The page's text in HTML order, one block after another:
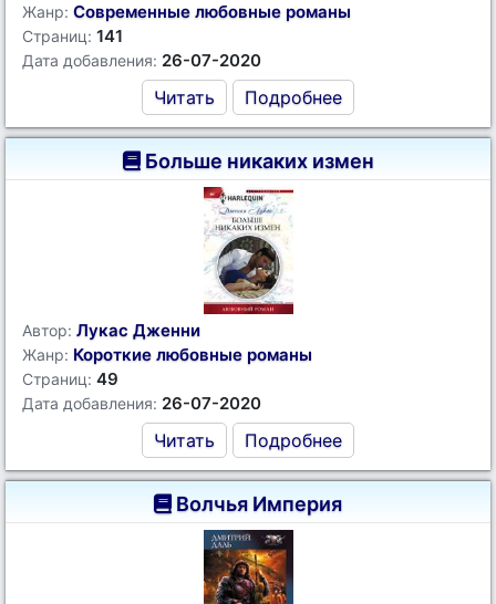
Жанр: Современные любовные романы
Страниц: 141
Дата добавления: 26-07-2020
Читать Подробнее
Больше никаких измен
Автор: Лукас Дженни
Жанр: Короткие любовные романы
Страниц: 49
Дата добавления: 26-07-2020
Читать Подробнее
Волчья Империя